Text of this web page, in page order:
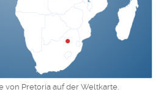
von Pretoria auf der Weltkarte.